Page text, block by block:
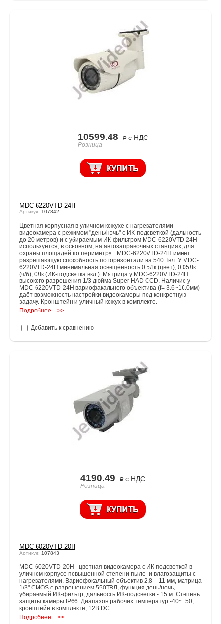
10599.48 с НДС
Розница
MDC-6220VTD-24Н
Артикул: 107842
Цветная корпусная в уличном кожухе с нагревателями
видеокамера с режимом "день/ночь" с ИК-подсветкой (дальность
до 20 метров) и с убираемым ИК-фильтром MDC-6220VTD-24H
используется, в основном, на автозаправочных станциях, для
охраны площадей по периметру... MDC-6220VTD-24H имеет
разрешающую способность по горизонтали на 540 Твл. У MDC-
6220VTD-24H минимальная освещённость 0.5Лк (цвет), 0.05Лк
(ч/б), 0Лк (ИК-подсветка вкл.). Матрица у MDC-6220VTD-24H
высокого разрешения 1/3 дюйма Super HAD CCD. Наличие у
MDC-6220VTD-24H вариофакального объектива (f= 3.6~16.0мм)
даёт возможность настройки видеокамеры под конкретную
задачу. Кронштейн и уличный кожух в комплекте.
Подробнее... >>
Добавить к сравнению
4190.49 с НДС
Розница
MDC-6020VTD-20Н
Артикул: 107843
MDC-6020VTD-20H - цветная видеокамера с ИК подсветкой в
уличном корпусе повышенной степени пыле- и влагозащиты с
нагревателями. Вариофокальный объектив 2,8 – 11 мм, матрица
1/3" CMOS с разрешением 550ТВЛ, функция день/ночь,
убираемый ИК-фильтр, дальность ИК-подсветки - 15 м. Степень
защиты камеры IP66. Диапазон рабочих температур -40~+50,
кронштейн в комплекте, 12В DC
Подробнее... >>